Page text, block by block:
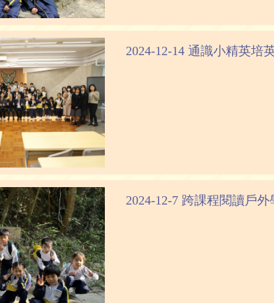
2024-12-14 通識小精英培
2024-12-7 跨課程閱讀戶